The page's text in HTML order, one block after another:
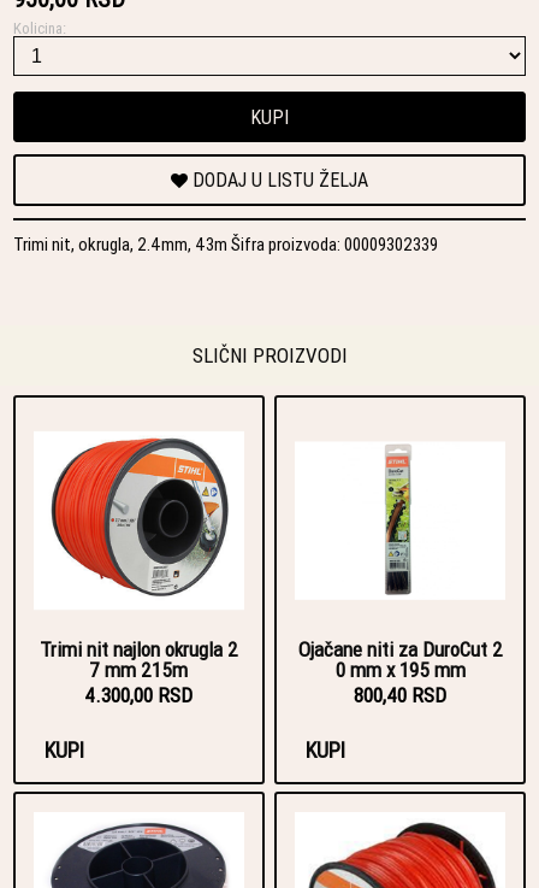
Kolicina:
KUPI
DODAJ U LISTU ŽELJA
Trimi nit, okrugla, 2.4mm, 43m Šifra proizvoda: 00009302339
SLIČNI PROIZVODI
Trimi nit najlon okrugla 2
7 mm 215m
4.300,00 RSD
KUPI
Ojačane niti za DuroCut 2
0 mm x 195 mm
800,40 RSD
KUPI